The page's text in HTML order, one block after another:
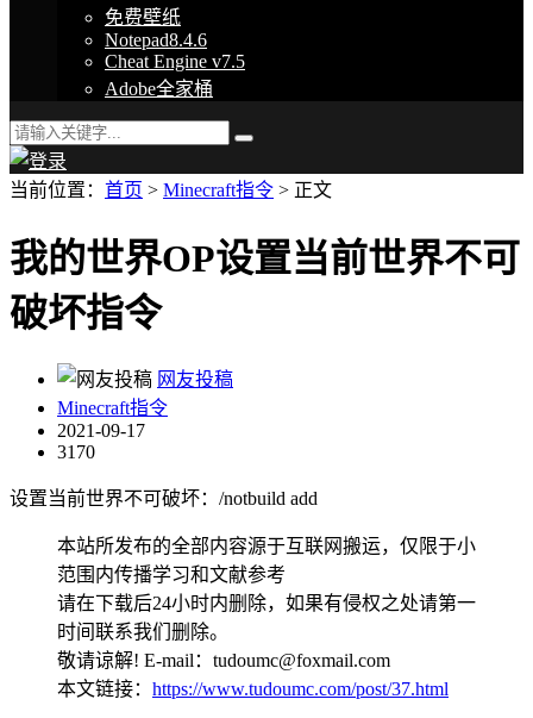
免费壁纸
Notepad8.4.6
Cheat Engine v7.5
Adobe全家桶
当前位置： 首页 > Minecraft指令 > 正文
我的世界OP设置当前世界不可
破坏指令
网友投稿
Minecraft指令
2021-09-17
3170
设置当前世界不可破坏：/notbuild add
本站所发布的全部内容源于互联网搬运，仅限于小
范围内传播学习和文献参考
请在下载后24小时内删除，如果有侵权之处请第一
时间联系我们删除。
敬请谅解! E-mail：tudoumc@foxmail.com
本文链接： https://www.tudoumc.com/post/37.html